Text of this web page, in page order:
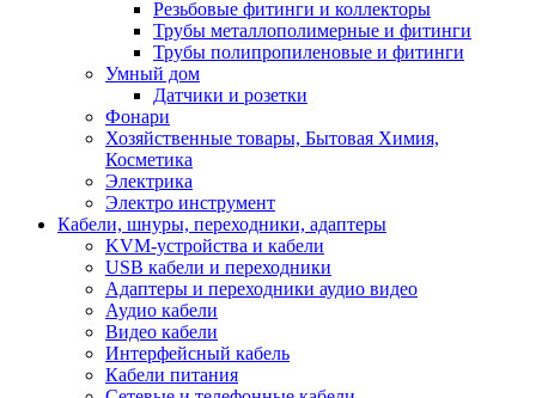
Резьбовые фитинги и коллекторы
Трубы металлополимерные и фитинги
Трубы полипропиленовые и фитинги
Умный дом
Датчики и розетки
Фонари
Хозяйственные товары, Бытовая Химия,
Косметика
Электрика
Электро инструмент
Кабели, шнуры, переходники, адаптеры
KVM-устройства и кабели
USB кабели и переходники
Адаптеры и переходники аудио видео
Аудио кабели
Видео кабели
Интерфейсный кабель
Кабели питания